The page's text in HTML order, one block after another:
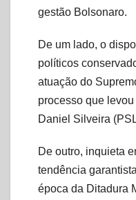
gestão Bolsonaro.
De um lado, o
políticos
atuação do
processo que
Daniel Silveira
De outro, inquieta
tendência
época da Ditadura